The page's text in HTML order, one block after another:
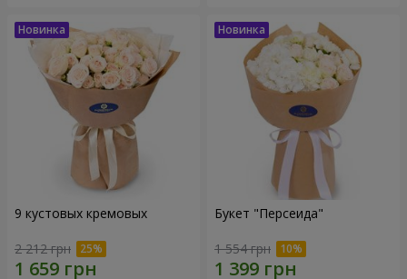
9 кустовых кремовых
2 212 грн
Букет "Персеида"
1 554 грн